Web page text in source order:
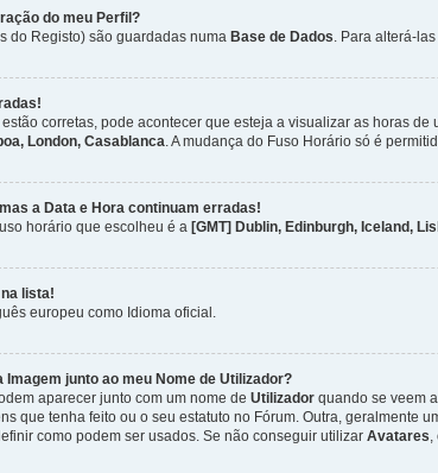
do meu Perfil?
do Registo) são guardadas numa Base de Dados. Para alterá-
corretas, pode acontecer que esteja a visualizar as horas
London, Casablanca. A mudança do Fuso Horário só é
a Data e Hora continuam erradas!
horário que escolheu é a [GMT] Dublin, Edinburgh, Iceland,
lista!
europeu como Idioma oficial.
junto ao meu Nome de Utilizador?
aparecer junto com um nome de Utilizador quando se veem
que tenha feito ou o seu estatuto no Fórum. Outra, geralmente
como podem ser usados. Se não conseguir utilizar Avatares,